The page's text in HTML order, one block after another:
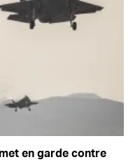
en garde contre